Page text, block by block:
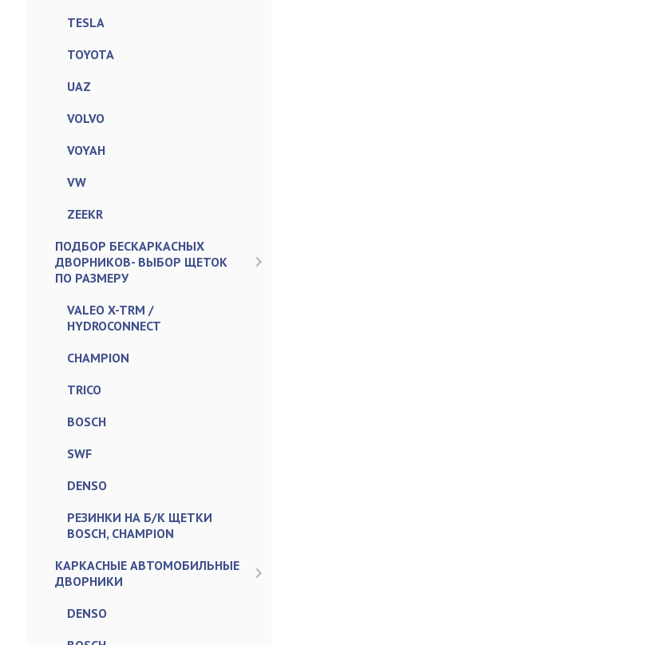
TESLA
TOYOTA
UAZ
VOLVO
VOYAH
VW
ZEEKR
ПОДБОР БЕСКАРКАСНЫХ
ДВОРНИКОВ- ВЫБОР ЩЕТОК
ПО РАЗМЕРУ
VALEO X-TRM /
HYDROCONNECT
CHAMPION
TRICO
BOSCH
SWF
DENSO
РЕЗИНКИ НА Б/К ЩЕТКИ
BOSCH, CHAMPION
КАРКАСНЫЕ АВТОМОБИЛЬНЫЕ
ДВОРНИКИ
DENSO